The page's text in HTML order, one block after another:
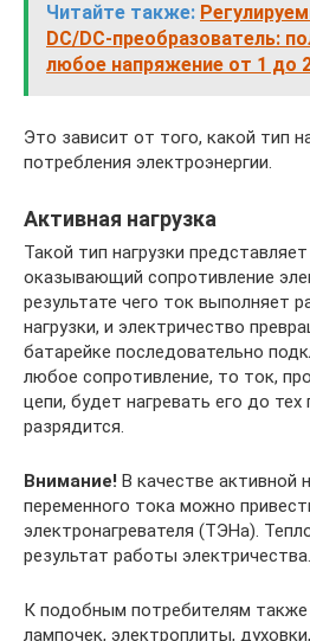
Читайте также:
DC/DC-преобразователь:
любое напряжение от 1 до
Это зависит от того, какой тип
потребления электроэнергии.
Активная нагрузка
Такой тип нагрузки
оказывающий сопротивление
результате чего ток выполняет
нагрузки, и электричество
батарейке последовательно
любое сопротивление, то ток,
цепи, будет нагревать его до тех
разрядится.
Внимание! В качестве активной
переменного тока можно
электронагревателя (ТЭНа).
результат работы электричества.
К подобным потребителям также
лампочек, электроплиты,